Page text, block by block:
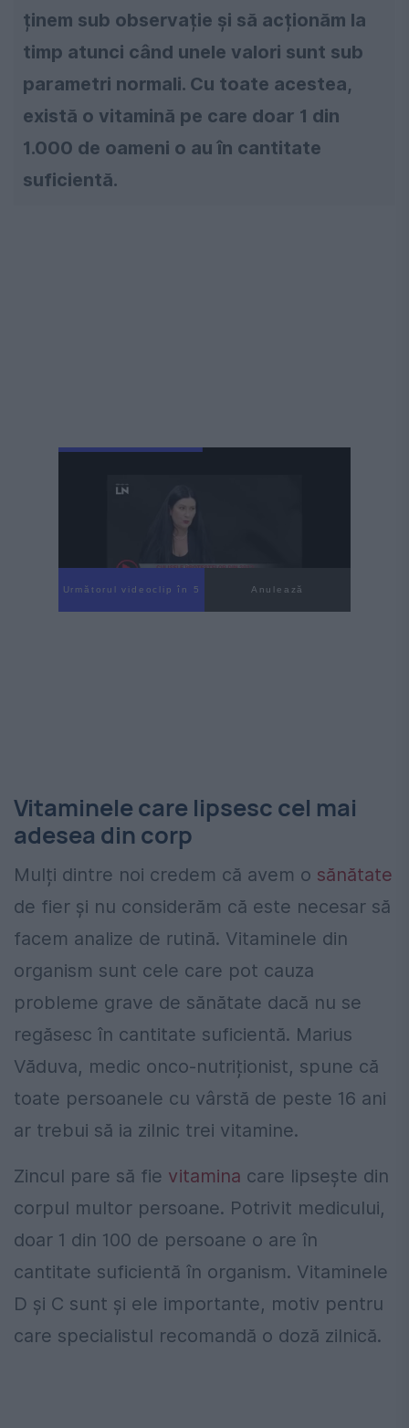
ținem sub observație și să acționăm la
timp atunci când unele valori sunt sub
parametri normali. Cu toate acestea,
există o vitamină pe care doar 1 din
1.000 de oameni o au în cantitate
suficientă.
Următorul videoclip în 3 Anulează
Vitaminele care lipsesc cel mai
adesea din corp
Mulți dintre noi credem că avem o sănătate
de fier și nu considerăm că este necesar să
facem analize de rutină. Vitaminele din
organism sunt cele care pot cauza
probleme grave de sănătate dacă nu se
regăsesc în cantitate suficientă. Marius
Văduva, medic onco-nutriționist, spune că
toate persoanele cu vârstă de peste 16 ani
ar trebui să ia zilnic trei vitamine.
Zincul pare să fie vitamina care lipsește din
corpul multor persoane. Potrivit medicului,
doar 1 din 100 de persoane o are în
cantitate suficientă în organism. Vitaminele
D și C sunt și ele importante, motiv pentru
care specialistul recomandă o doză zilnică.